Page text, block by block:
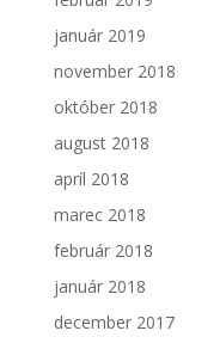
január 2019
november 2018
október 2018
august 2018
apríl 2018
marec 2018
február 2018
január 2018
december 2017